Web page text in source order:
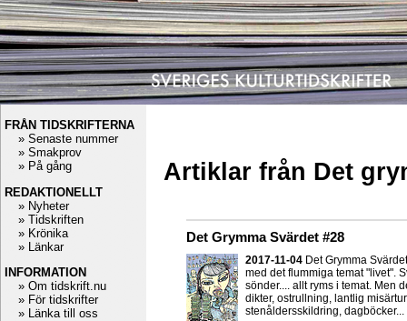
Artiklar från Det
Det Grymma Svärdet #28
2017-11-04 Det Grymma
med det flummiga temat "livet".
sönder.... allt ryms i temat. Men
dikter, ostrullning, lantlig
stenåldersskildring,
FRÅN TIDSKRIFTERNA
» Senaste nummer
» Smakprov
» På gång
REDAKTIONELLT
» Nyheter
» Tidskriften
» Krönika
» Länkar
INFORMATION
» Om tidskrift.nu
» För tidskrifter
» Länka till oss